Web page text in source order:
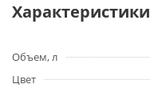
Характеристики
Объем, л
Цвет